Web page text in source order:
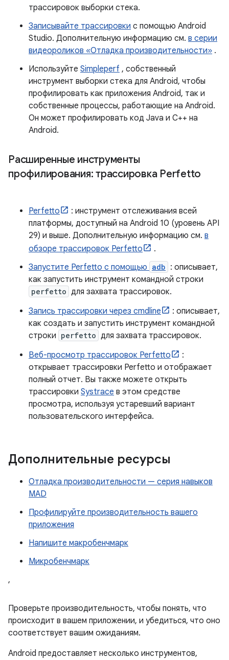
трассировок выборки стека.
Записывайте трассировки с помощью Android
Studio. Дополнительную информацию см. в серии
видеороликов «Отладка производительности» .
Используйте Simpleperf , собственный
инструмент выборки стека для Android, чтобы
профилировать как приложения Android, так и
собственные процессы, работающие на Android.
Он может профилировать код Java и C++ на
Android.
Расширенные инструменты
профилирования: трассировка Perfetto
Perfetto
: инструмент отслеживания всей
платформы, доступный на Android 10 (уровень API
29) и выше. Дополнительную информацию см. в
обзоре трассировок Perfetto
.
Запустите Perfetto с помощью adb : описывает,
как запустить инструмент командной строки
perfetto для захвата трассировок.
Запись трассировки через cmdline
: описывает,
как создать и запустить инструмент командной
строки perfetto для захвата трассировок.
Веб-просмотр трассировок Perfetto
:
открывает трассировки Perfetto и отображает
полный отчет. Вы также можете открыть
трассировки Systrace в этом средстве
просмотра, используя устаревший вариант
пользовательского интерфейса.
Дополнительные ресурсы
Отладка производительности — серия навыков
MAD
Профилируйте производительность вашего
приложения
Напишите макробенчмарк
Микробенчмарк
,
Проверьте производительность, чтобы понять, что
происходит в вашем приложении, и убедиться, что оно
соответствует вашим ожиданиям.
Android предоставляет несколько инструментов,